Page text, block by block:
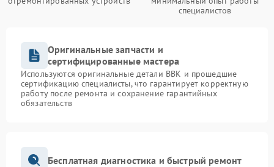
специалистов
Оригинальные запчасти и
сертифицированные мастера
Используются оригинальные детали BBK и прошедшие
сертификацию специалисты, что гарантирует корректную
работу после ремонта и сохранение гарантийных
обязательств
Бесплатная диагностика и быстрый ремонт